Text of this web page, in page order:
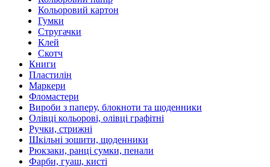
Кольоровий картон
Гумки
Стругачки
Клей
Скотч
Книги
Пластилін
Маркери
Фломастери
Вироби з паперу, блокноти та щоденники
Олівці кольорові, олівці графітні
Ручки, стрижні
Шкільні зошити, щоденники
Рюкзаки, ранці сумки, пенали
Фарби, гуаш, кисті